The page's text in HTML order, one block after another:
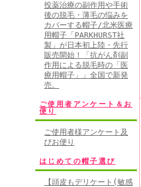
投薬治療の副作用や手術
後の脱毛・薄毛の悩みを
カバーする帽子/北米医療
用帽子「PARKHURST社
製」が日本初上陸・先行
販売開始！「抗がん剤副
作用による脱毛時の「医
療用帽子」」全国で新発
売。
ご使用者アンケート＆お
便り
ご使用者様アンケート及
びお便り
はじめての帽子選び
【頭皮もデリケート(敏感